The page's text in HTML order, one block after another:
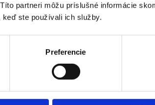
partneri môžu príslušné informácie
ste používali ich služby.
Preferencie
nepriaznivým zdravotným stavom